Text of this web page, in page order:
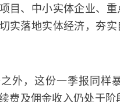
目、中小实体企业、
实落地实体经济，夯
外，这份一季报同样
费及佣金收入仍处于